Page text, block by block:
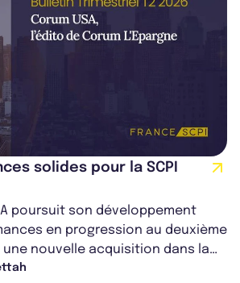
solides pour la SCPI
poursuit son développement
en progression au deuxième
nouvelle acquisition dans la
Entre hausse de...